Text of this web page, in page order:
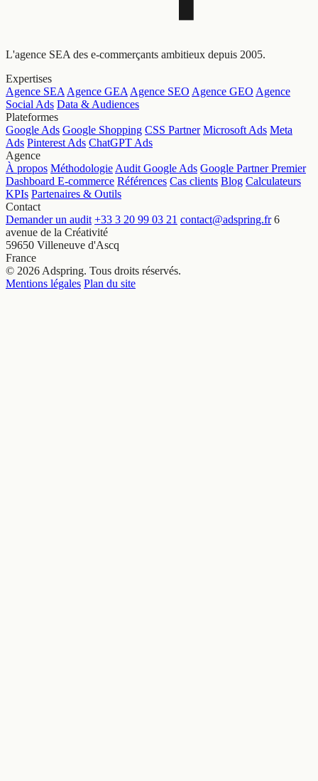
L'agence SEA des e-commerçants ambitieux depuis 2005.
Expertises
Agence SEA Agence GEA Agence SEO Agence GEO Agence
Social Ads Data & Audiences
Plateformes
Google Ads Google Shopping CSS Partner Microsoft Ads Meta
Ads Pinterest Ads ChatGPT Ads
Agence
À propos Méthodologie Audit Google Ads Google Partner Premier
Dashboard E-commerce Références Cas clients Blog Calculateurs
KPIs Partenaires & Outils
Contact
Demander un audit +33 3 20 99 03 21 contact@adspring.fr 6
avenue de la Créativité
59650 Villeneuve d'Ascq
France
© 2026 Adspring. Tous droits réservés.
Mentions légales Plan du site